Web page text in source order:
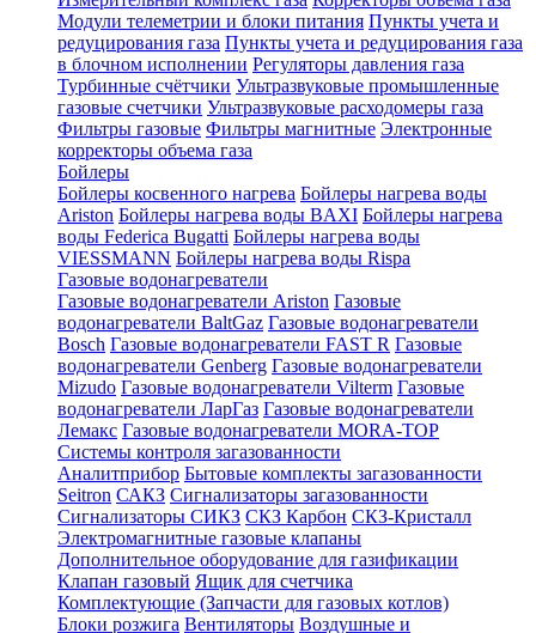
Модули телеметрии и блоки питания Пункты учета и
редуцирования газа Пункты учета и редуцирования газа
в блочном исполнении Регуляторы давления газа
Турбинные счётчики Ультразвуковые промышленные
газовые счетчики Ультразвуковые расходомеры газа
Фильтры газовые Фильтры магнитные Электронные
корректоры объема газа
Бойлеры
Бойлеры косвенного нагрева Бойлеры нагрева воды
Ariston Бойлеры нагрева воды BAXI Бойлеры нагрева
воды Federica Bugatti Бойлеры нагрева воды
VIESSMANN Бойлеры нагрева воды Rispa
Газовые водонагреватели
Газовые водонагреватели Ariston Газовые
водонагреватели BaltGaz Газовые водонагреватели
Bosch Газовые водонагреватели FAST R Газовые
водонагреватели Genberg Газовые водонагреватели
Mizudo Газовые водонагреватели Vilterm Газовые
водонагреватели ЛарГаз Газовые водонагреватели
Лемакс Газовые водонагреватели MORA-TOP
Системы контроля загазованности
Аналитприбор Бытовые комплекты загазованности
Seitron САКЗ Сигнализаторы загазованности
Сигнализаторы СИКЗ СКЗ Карбон СКЗ-Кристалл
Электромагнитные газовые клапаны
Дополнительное оборудование для газификации
Клапан газовый Ящик для счетчика
Комплектующие (Запчасти для газовых котлов)
Блоки розжига Вентиляторы Воздушные и